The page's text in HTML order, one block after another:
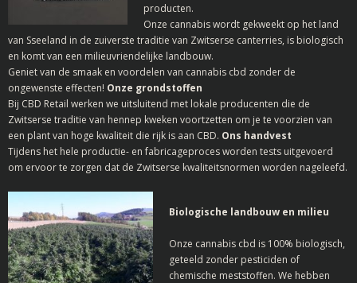
producten.
Onze cannabis wordt gekweekt op het land
van Sseeland in de zuiverste traditie van Zwitserse canterries, is biologisch
en komt van een milieuvriendelijke landbouw.
Geniet van de smaak en voordelen van cannabis cbd zonder de
ongewenste effecten! Onze grondstoffen
Bij CBD Retail werken we uitsluitend met lokale producenten die de
Zwitserse traditie van hennep kweken voortzetten om je te voorzien van
een plant van hoge kwaliteit die rijk is aan CBD. Ons handvest
Tijdens het hele productie- en fabricageproces worden tests uitgevoerd
om ervoor te zorgen dat de Zwitserse kwaliteitsnormen worden nageleefd.
Biologische landbouw en milieu
Onze cannabis cbd is 100% biologisch,
geteeld zonder pesticiden of
chemische meststoffen. We hebben